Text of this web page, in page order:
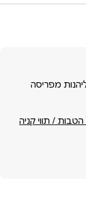
מפריסה
/ תווי קניה